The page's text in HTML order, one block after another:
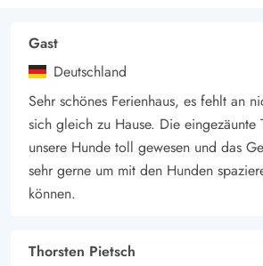
Fahrrad oder auf dem Pferderücken, es
zu erkunden. Eine reichhaltige Flora und
der Fischerort Hvide Sande laden mit den
den verschiedenen Restaurants und den
Strassencafés zum Shoppen und
Gast
Deutschland
Sehr schönes Ferienhaus, es fehlt an
sich gleich zu Hause. Die eingezäunte
unsere Hunde toll gewesen und das
sehr gerne um mit den Hunden
können.
Thorsten Pietsch